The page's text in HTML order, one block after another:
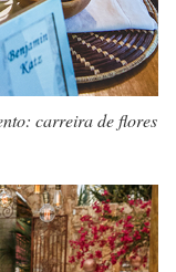
carreira de flores